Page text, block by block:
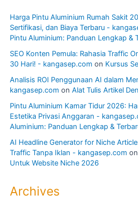
Harga Pintu Aluminium Rumah Sakit
Sertifikasi, dan Biaya Terbaru -
Pintu Aluminium: Panduan Lengkap &
SEO Konten Pemula: Rahasia Traffic
30 Hari! - kangasep.com on Kursus
Analisis ROI Penggunaan AI dalam
kangasep.com on Alat Tulis Artikel
Pintu Aluminium Kamar Tidur 2026:
Estetika Privasi Anggaran -
Aluminium: Panduan Lengkap &
AI Headline Generator for Niche
Traffic Tanpa Iklan - kangasep.com on
Untuk Website Niche 2026
Archives